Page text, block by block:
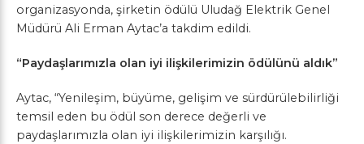
organizasyonda, şirketin ödülü Uludağ Elektrik Genel
Müdürü Ali Erman Aytac’a takdim edildi.
“Paydaşlarımızla olan iyi ilişkilerimizin ödülünü aldık”
Aytac, “Yenileşim, büyüme, gelişim ve sürdürülebilirliği
temsil eden bu ödül son derece değerli ve
paydaşlarımızla olan iyi ilişkilerimizin karşılığı.